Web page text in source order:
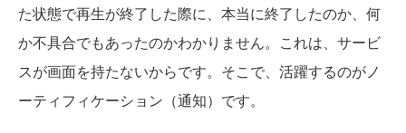
た状態で再生が終了した際に、本当に終了したのか、何
か不具合でもあったのかわかりません。これは、サービ
スが画面を持たないからです。そこで、活躍するのがノ
ーティフィケーション（通知）です。